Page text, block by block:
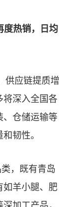
热销，日均
供应链提质增
将深入全国各
、仓储运输等
韧性。
，既有青岛
如羊小腿、肥